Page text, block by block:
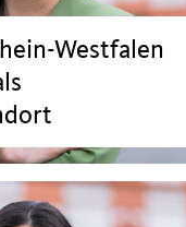
Westfalen